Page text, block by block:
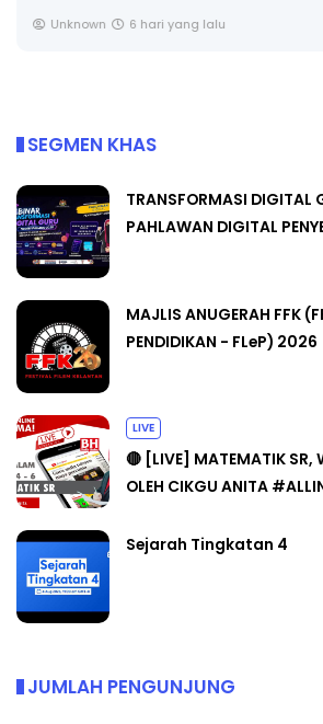
Unknown 6 hari yang lalu
SEGMEN KHAS
TRANSFORMASI DIGITAL
PAHLAWAN DIGITAL
MAJLIS ANUGERAH FFK
PENDIDIKAN - FLeP) 2026
LIVE
🔴 [LIVE] MATEMATIK SR,
OLEH CIKGU ANITA
Sejarah Tingkatan 4
JUMLAH PENGUNJUNG